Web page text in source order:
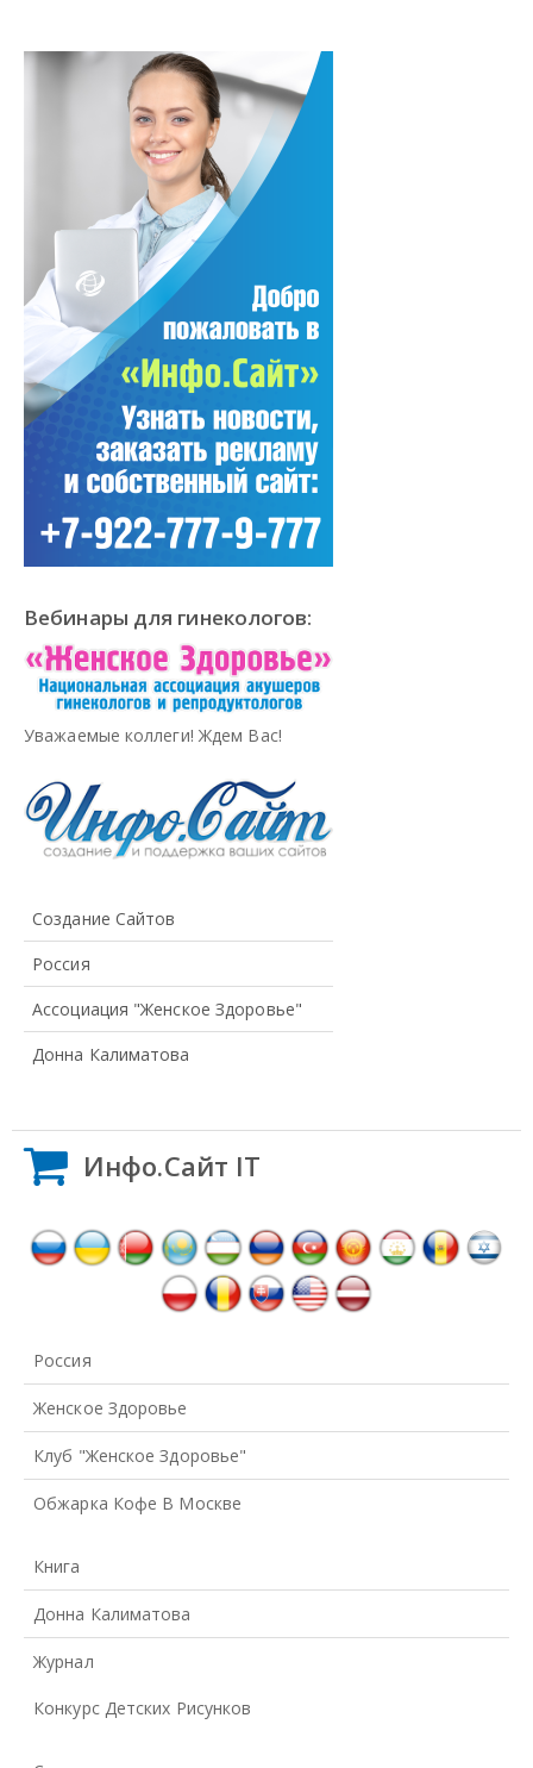
Вебинары для гинекологов:
Уважаемые коллеги! Ждем Вас!
Создание Сайтов
Россия
Ассоциация "Женское Здоровье"
Донна Калиматова
Инфо.Сайт IT
Россия
Женское Здоровье
Клуб "Женское Здоровье"
Обжарка Кофе В Москве
Книга
Донна Калиматова
Журнал
Конкурс Детских Рисунков